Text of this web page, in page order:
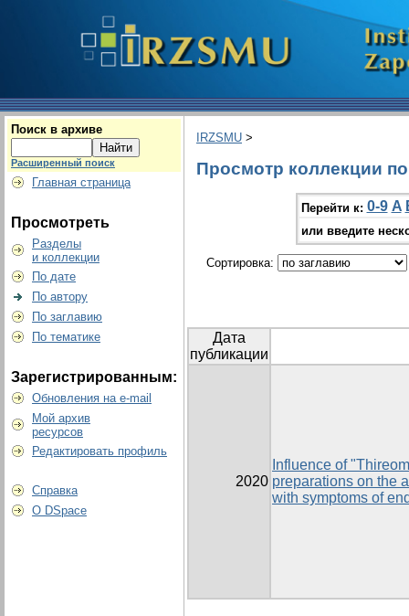
Поиск в архиве
Расширенный поиск
Главная страница
Просмотреть
Разделы
и коллекции
По дате
По автору
По заглавию
По тематике
Зарегистрированным:
Обновления на e-mail
Мой архив
ресурсов
Редактировать профиль
Справка
О DSpace
IRZSMU >
Просмотр коллекции
Перейти к: 0-9 A
или введите
Сортировка:
Дата
публикации
2020
Influence of
preparations on the
with symptoms of